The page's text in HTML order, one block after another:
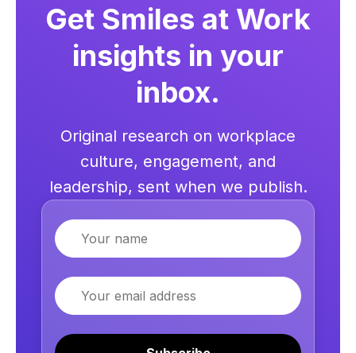
Get Smiles at Work
insights in your
inbox.
Original research on workplace
culture, engagement, and
leadership, sent when we publish.
Name
Email